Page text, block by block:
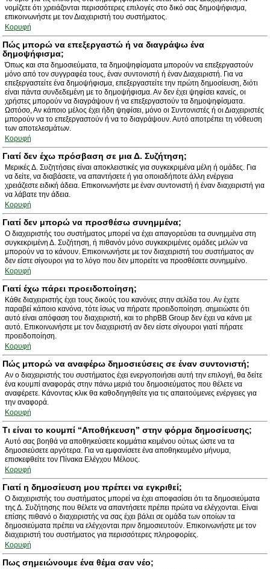
νομίζετε ότι χρειάζονται περισσότερες επιλογές στο δικό σας δημοψήφισμα,
επικοινωνήστε με τον Διαχειριστή του συστήματος.
Κορυφή
Πώς μπορώ να επεξεργαστώ ή να διαγράψω ένα
δημοψήφισμα;
Όπως και στα δημοσιεύματα, τα δημοψηφίσματα μπορούν να επεξεργαστούν
μόνο από τον συγγραφέα τους, έναν συντονιστή ή έναν Διαχειριστή. Για να
επεξεργαστείτε ένα δημοψήφισμα, επεξεργαστείτε την πρώτη δημοσίευση, διότι
είναι πάντα συνδεδεμένη με το δημοψήφισμα. Αν δεν έχει ψηφίσει κανείς, οι
χρήστες μπορούν να διαγράψουν ή να επεξεργαστούν τα δημοψηφίσματα.
Ωστόσο, Αν κάποιο μέλος έχει ήδη ψηφίσει, μόνο οι Συντονιστές ή οι Διαχειριστές
μπορούν να το επεξεργαστούν ή να το διαγράψουν. Αυτό αποτρέπει τη νόθευση
των αποτελεσμάτων.
Κορυφή
Γιατί δεν έχω πρόσβαση σε μια Δ. Συζήτηση;
Μερικές Δ. Συζητήσεις είναι αποκλειστικές για συγκεκριμένα μέλη ή ομάδες. Για
να δείτε, να διαβάσετε, να απαντήσετε ή για οποιαδήποτε άλλη ενέργεια
χρειάζεστε ειδική άδεια. Επικοινωνήστε με έναν συντονιστή ή έναν διαχειριστή για
να λάβατε την άδεια.
Κορυφή
Γιατί δεν μπορώ να προσθέσω συνημμένα;
Ο διαχειριστής του συστήματος μπορεί να έχει απαγορεύσει τα συνημμένα στη
συγκεκριμένη Δ. Συζήτηση, ή πιθανόν μόνο συγκεκριμένες ομάδες μελών να
μπορούν να το κάνουν. Επικοινωνήστε με τον διαχειριστή του συστήματος αν
δεν είστε σίγουροι για το λόγο που δεν μπορείτε να προσθέσετε συνημμένο.
Κορυφή
Γιατί έχω πάρει προειδοποίηση;
Κάθε διαχειριστής έχει τους δικούς του κανόνες στην σελίδα του. Αν έχετε
παραβεί κάποιο κανόνα, τότε ίσως να πήρατε προειδοποίηση. σημειώστε ότι
αυτό είναι απόφαση του διαχειριστή, και το phpBB Group δεν έχει να κάνει με
αυτό. Επικοινωνήστε με τον διαχειριστή αν δεν είστε σίγουροι γιατί πήρατε
προειδοποίηση.
Κορυφή
Πώς μπορώ να αναφέρω δημοσιεύσεις σε έναν συντονιστή;
Αν ο διαχειριστής του συστήματος έχει ενεργοποιήσει αυτή την επιλογή, θα δείτε
ένα κουμπί αναφοράς στην πάνω μεριά του δημοσιεύματος που θέλετε να
αναφέρετε. Κάνοντας κλικ θα καθοδηγηθείτε για τις απαιτούμενες ενέργειες για
την αναφορά.
Κορυφή
Τι είναι το κουμπί “Αποθήκευση” στην φόρμα δημοσίευσης;
Αυτό σας βοηθά να αποθηκεύσετε κομμάτια κειμένου ούτως ώστε να τα
δημοσιεύσετε αργότερα. Για να εμφανίσετε ένα αποθηκευμένο μήνυμα,
επισκεφθείτε τον Πίνακα Ελέγχου Μέλους.
Κορυφή
Γιατί η δημοσίευση μου πρέπει να εγκριθεί;
Ο διαχειριστής του συστήματος μπορεί να έχει αποφασίσει ότι τα δημοσιεύματα
της Δ. Συζήτησης που θέλετε να απαντήσετε πρέπει πρώτα να ελέγχονται. Είναι
επίσης πιθανό ο διαχειριστής να σας έχει βάλει σε ομάδα των οποίων τα
δημοσιεύματα πρέπει να ελέγχονται πριν δημοσιευτούν. Επικοινωνήστε με τον
διαχειριστή του συστήματος για περισσότερες πληροφορίες.
Κορυφή
Πως σημειώνουμε ένα θέμα σαν νέο;